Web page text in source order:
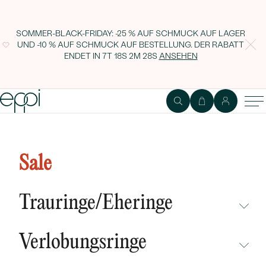
SOMMER-BLACK-FRIDAY: -25 % AUF SCHMUCK AUF LAGER
UND -10 % AUF SCHMUCK AUF BESTELLUNG. DER RABATT
ENDET IN 7T 18S 2M 28S ANSEHEN
Sale
Trauringe/Eheringe
NEUHEITEN
Verlobungsringe
ovaler Form Qati